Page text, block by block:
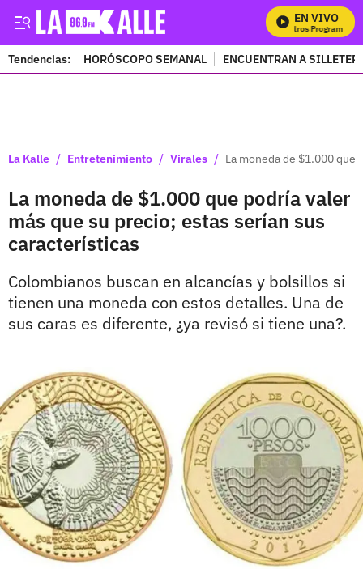
EN VIVO
Tendencias: HORÓSCOPO SEMANAL ENCUENTRAN A
La Kalle / Entretenimiento / Virales / La moneda de $1.000 que
La moneda de $1.000 que podría valer
más que su precio; estas serían sus
características
Colombianos buscan en alcancías y bolsillos si
tienen una moneda con estos detalles. Una de
sus caras es diferente, ¿ya revisó si tiene una?.